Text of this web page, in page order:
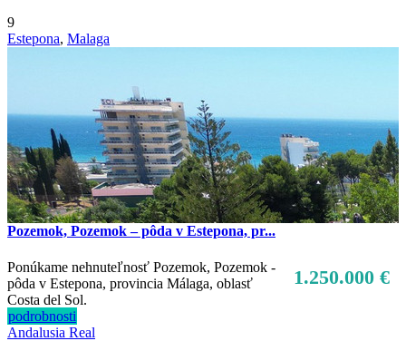
9
Estepona, Malaga
Pozemok, Pozemok – pôda v Estepona, pr...
1.250.000 €
Ponúkame nehnuteľnosť Pozemok, Pozemok -
pôda v Estepona, provincia Málaga, oblasť
Costa del Sol.
podrobnosti
Andalusia Real